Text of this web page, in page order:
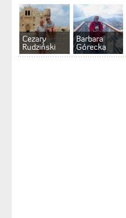
Cezary
Rudziński
Barbara
Górecka